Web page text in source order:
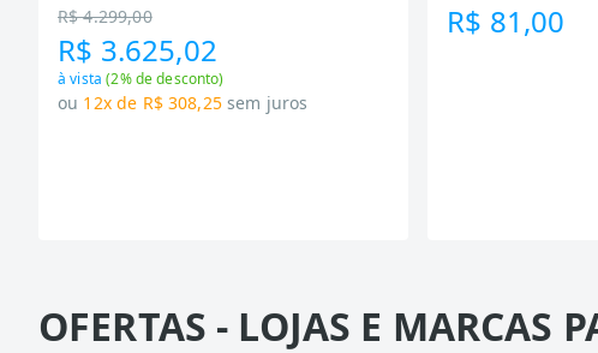
R$ 4.299,00
R$ 3.625,02
à vista(2% de desconto)
ou 12x de R$ 308,25 sem juros
R$ 81,00
OFERTAS - LOJAS E MARCAS